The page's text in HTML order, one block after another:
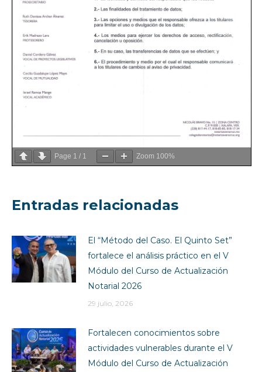
Page 1 / 1 Zoom 100%
Entradas relacionadas
El “Método del Caso. El Quinto Set”
fortalece el análisis práctico en el V
Módulo del Curso de Actualización
Notarial 2026
29 julio, 2026
Fortalecen conocimientos sobre
actividades vulnerables durante el V
Módulo del Curso de Actualización